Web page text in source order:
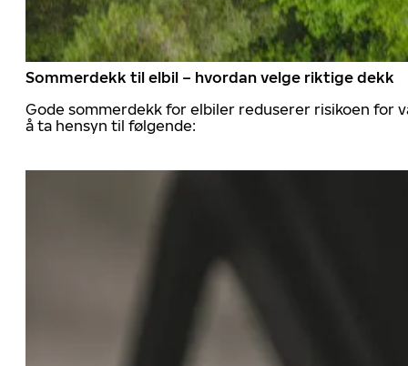
Sommerdekk til elbil – hvordan velge riktige dekk
Gode sommerdekk for elbiler reduserer risikoen for
å ta hensyn til følgende: